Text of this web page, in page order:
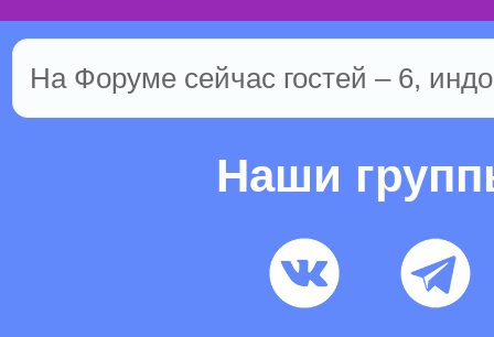
На Форуме сейчас гостей – 6,
Наши